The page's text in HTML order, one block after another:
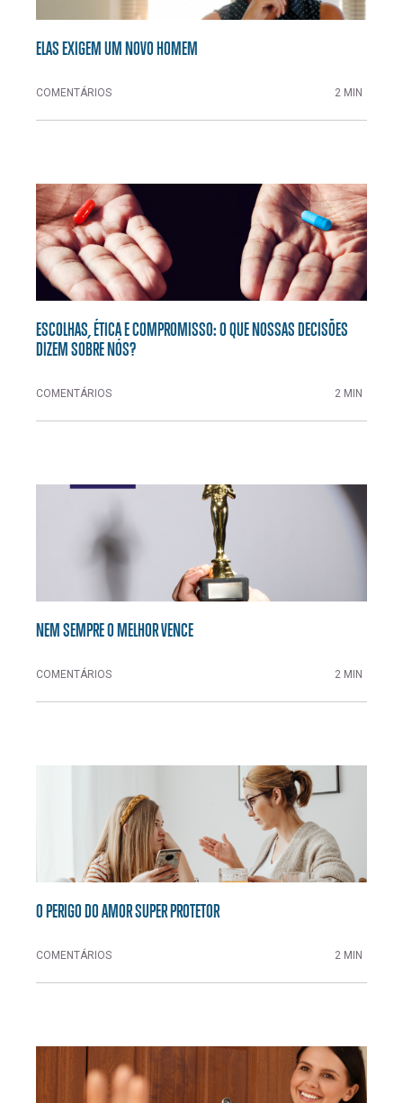
ELAS EXIGEM UM NOVO HOMEM
COMENTÁRIOS 2 MIN
ESCOLHAS, ÉTICA E COMPROMISSO: O QUE NOSSAS DECISÕES
DIZEM SOBRE NÓS?
COMENTÁRIOS 2 MIN
NEM SEMPRE O MELHOR VENCE
COMENTÁRIOS 2 MIN
O PERIGO DO AMOR SUPER PROTETOR
COMENTÁRIOS 2 MIN